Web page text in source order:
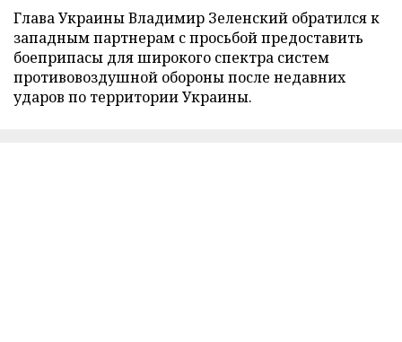
Глава Украины Владимир Зеленский обратился к
западным партнерам с просьбой предоставить
боеприпасы для широкого спектра систем
противовоздушной обороны после недавних
ударов по территории Украины.